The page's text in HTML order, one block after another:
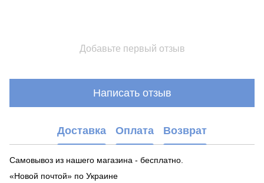
Добавьте первый отзыв
Написать отзыв
Доставка Оплата Возврат
Самовывоз из нашего магазина - бесплатно.
«Новой почтой» по Украине